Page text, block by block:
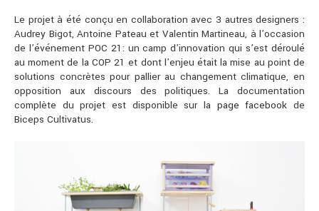
Le projetà été conçu en collaboration avec 3 autres designers :
Audrey Bigot, Antoine Pateau et Valentin Martineau, à l’occasion
de l’événement POC 21: un camp d’innovation qui s’est déroulé
au moment de la COP 21 et dont l’enjeu était la mise au point de
solutions concrètes pour pallier au changement climatique, en
opposition aux discours des politiques. La documentation
complète du projet est disponible sur la page facebook de
Biceps Cultivatus.